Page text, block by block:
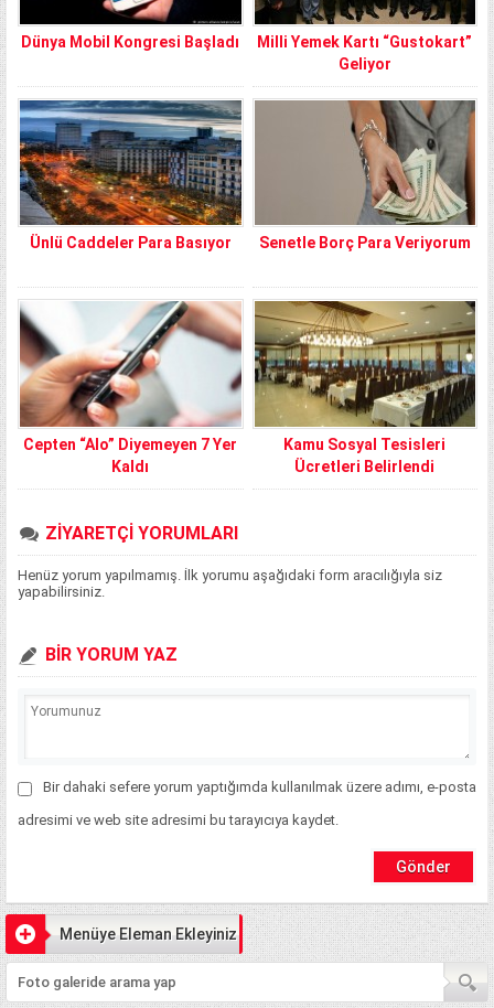
Dünya Mobil Kongresi Başladı
Milli Yemek Kartı “Gustokart”
Geliyor
Ünlü Caddeler Para Basıyor Senetle Borç Para Veriyorum
Cepten “Alo” Diyemeyen 7 Yer
Kaldı
Kamu Sosyal Tesisleri
Ücretleri Belirlendi
ZİYARETÇİ YORUMLARI
Henüz yorum yapılmamış. İlk yorumu aşağıdaki form aracılığıyla siz
yapabilirsiniz.
BİR YORUM YAZ
Bir dahaki sefere yorum yaptığımda kullanılmak üzere adımı, e-posta
adresimi ve web site adresimi bu tarayıcıya kaydet.
Menüye Eleman Ekleyiniz